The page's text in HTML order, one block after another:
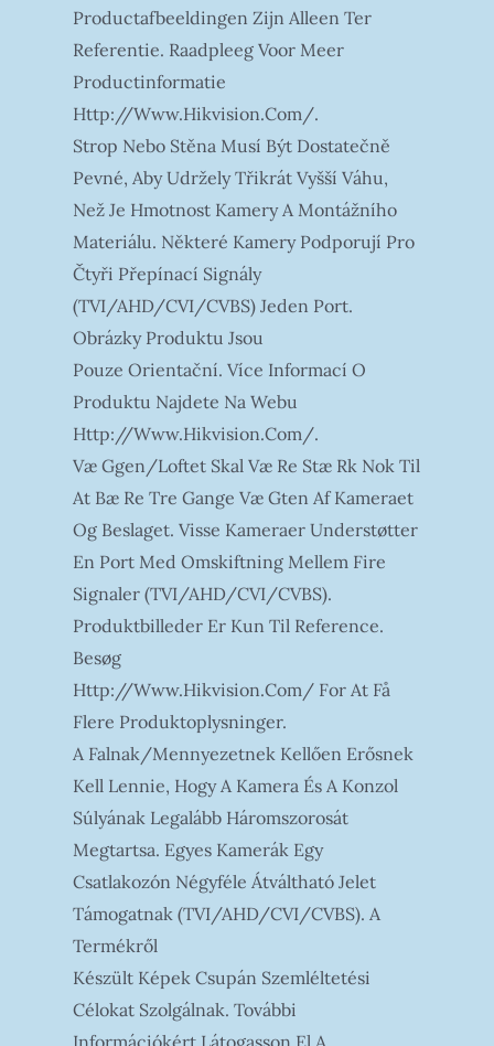
Productafbeeldingen Zijn Alleen Ter
Referentie. Raadpleeg Voor Meer
Productinformatie
Http://www.hikvision.com/.
Strop Nebo Stěna Musí Být Dostatečně
Pevné, Aby Udržely Třikrát Vyšší Váhu,
Než Je Hmotnost Kamery A Montážního
Materiálu. Některé Kamery Podporují Pro
Čtyři Přepínací Signály
(TVI/AHD/CVI/CVBS) Jeden Port.
Obrázky Produktu Jsou
Pouze Orientační. Více Informací O
Produktu Najdete Na Webu
Http://www.hikvision.com/.
Væ Ggen/loftet Skal Væ Re Stæ Rk Nok Til
At Bæ Re Tre Gange Væ Gten Af Kameraet
Og Beslaget. Visse Kameraer Understøtter
En Port Med Omskiftning Mellem Fire
Signaler (TVI/AHD/CVI/CVBS).
Produktbilleder Er Kun Til Reference.
Besøg
Http://www.hikvision.com/ For At Få
Flere Produktoplysninger.
A Falnak/mennyezetnek Kellően Erősnek
Kell Lennie, Hogy A Kamera És A Konzol
Súlyának Legalább Háromszorosát
Megtartsa. Egyes Kamerák Egy
Csatlakozón Négyféle Átváltható Jelet
Támogatnak (TVI/AHD/CVI/CVBS). A
Termékről
Készült Képek Csupán Szemléltetési
Célokat Szolgálnak. További
Információkért Látogasson El A